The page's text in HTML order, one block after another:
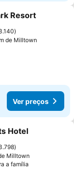
favoritos
Resort
de Milltown
Ver preços
favoritos
Hotel
Milltown
a família